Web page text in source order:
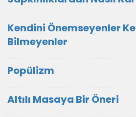
Kendini Önemseyenler
Bilmeyenler
Popülizm
Altılı Masaya Bir Öneri